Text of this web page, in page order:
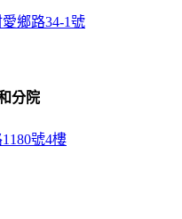
鄉路34-1號
分院
號4樓